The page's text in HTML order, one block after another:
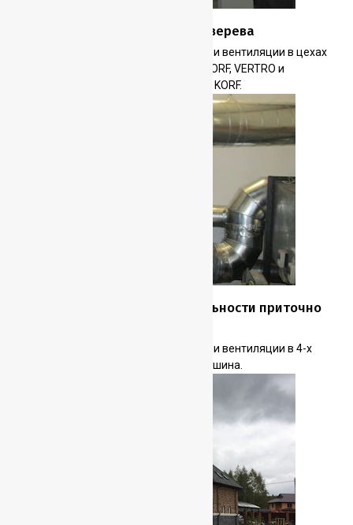
Красногорский завод им. С.А. Зверева
Монтаж системы кондиционирования и вентиляции в цехах
завода. Вентиляционные установки КORF, VERTRO и
компрессорно-конденсаторные блоки KORF.
Восстановление производительности приточно
Монтаж системы кондиционирования и вентиляции в 4-х
этажном офисном здании по ул. Бахрушина.